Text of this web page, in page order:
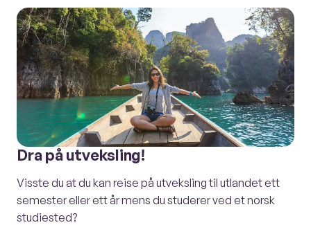
Dra på utveksling!
Visste du at du kan reise på utveksling til utlandet ett
semester eller ett år mens du studerer ved et norsk
studiested?